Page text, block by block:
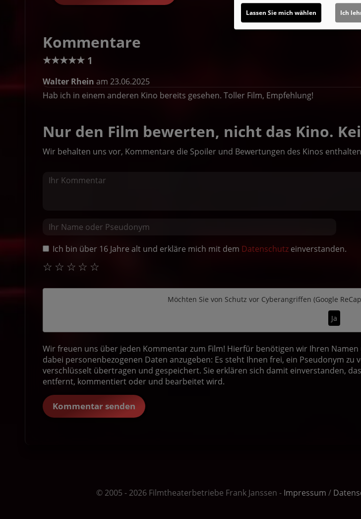
Kommentare
★★★★★ 1
Walter Rhein am 23.06.2025
Hab ich in einem anderen Kino bereits gesehen. Toller Film, Empfehlung!
Nur den Film bewerten, nicht das Kino.
Wir behalten uns vor, Kommentare die Spoiler und Bewertungen des Kinos
Ich bin über 16 Jahre alt und erkläre mich mit dem Datenschutz einverstanden.
☆
☆
☆
☆
☆
Möchten Sie von Schutz vor Cyberangriffen (Google
Ja
Wir freuen uns über jeden Kommentar zum Film! Hierfür benötigen wir Ihren
dabei personenbezogenen Daten anzugeben: Es steht Ihnen frei, ein Pseudonym
verschlüsselt übertragen und gespeichert. Sie erklären sich damit einverstanden,
entfernt, kommentiert oder und bearbeitet wird.
Kommentar senden
© 2005 - 2026 Filmtheaterbetriebe Frank Janssen - Impressum /
Lassen Sie mich wählen Ich